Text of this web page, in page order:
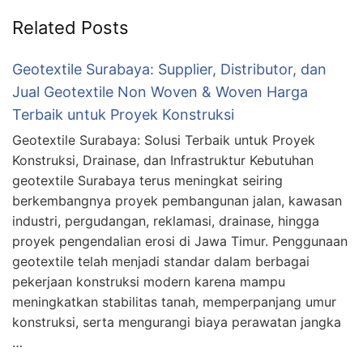
Related Posts
Geotextile Surabaya: Supplier, Distributor, dan
Jual Geotextile Non Woven & Woven Harga
Terbaik untuk Proyek Konstruksi
Geotextile Surabaya: Solusi Terbaik untuk Proyek
Konstruksi, Drainase, dan Infrastruktur Kebutuhan
geotextile Surabaya terus meningkat seiring
berkembangnya proyek pembangunan jalan, kawasan
industri, pergudangan, reklamasi, drainase, hingga
proyek pengendalian erosi di Jawa Timur. Penggunaan
geotextile telah menjadi standar dalam berbagai
pekerjaan konstruksi modern karena mampu
meningkatkan stabilitas tanah, memperpanjang umur
konstruksi, serta mengurangi biaya perawatan jangka
…